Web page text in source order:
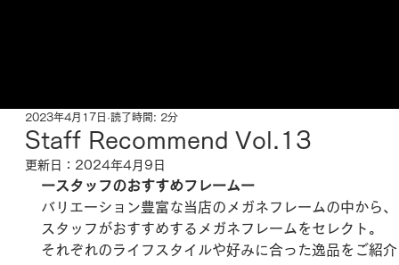
Staff Recommend Vol.13​
2023年4月17日 読了時間: 2分
更新日： 2024年4月9日
ースタッフのおすすめフレームー
バリエーション豊富な当店のメガネフレームの中から、
スタッフがおすすめするメガネフレームをセレクト。
それぞれのライフスタイルや好みに合った逸品をご紹